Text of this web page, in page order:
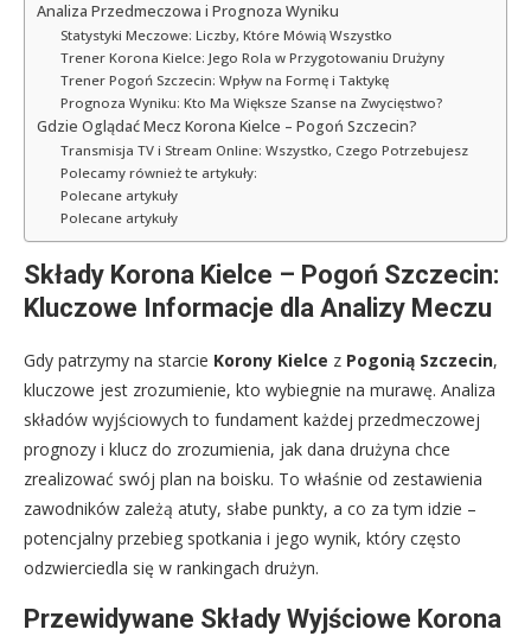
Analiza Przedmeczowa i Prognoza Wyniku
Statystyki Meczowe: Liczby, Które Mówią Wszystko
Trener Korona Kielce: Jego Rola w Przygotowaniu Drużyny
Trener Pogoń Szczecin: Wpływ na Formę i Taktykę
Prognoza Wyniku: Kto Ma Większe Szanse na Zwycięstwo?
Gdzie Oglądać Mecz Korona Kielce – Pogoń Szczecin?
Transmisja TV i Stream Online: Wszystko, Czego Potrzebujesz
Polecamy również te artykuły:
Polecane artykuły
Polecane artykuły
Składy Korona Kielce – Pogoń Szczecin:
Kluczowe Informacje dla Analizy Meczu
Gdy patrzymy na starcie Korony Kielce z Pogonią Szczecin,
kluczowe jest zrozumienie, kto wybiegnie na murawę. Analiza
składów wyjściowych to fundament każdej przedmeczowej
prognozy i klucz do zrozumienia, jak dana drużyna chce
zrealizować swój plan na boisku. To właśnie od zestawienia
zawodników zależą atuty, słabe punkty, a co za tym idzie –
potencjalny przebieg spotkania i jego wynik, który często
odzwierciedla się w rankingach drużyn.
Przewidywane Składy Wyjściowe Korona